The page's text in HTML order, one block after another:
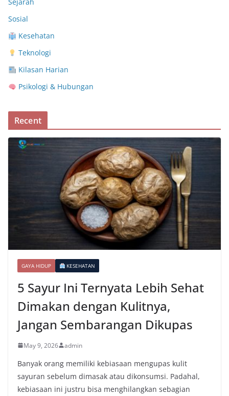
Sosial
Kesehatan
Teknologi
Kilasan Harian
Psikologi & Hubungan
Recent
GAYA HIDUP KESEHATAN
5 Sayur Ini Ternyata Lebih Sehat
Dimakan dengan Kulitnya,
Jangan Sembarangan Dikupas
May 9, 2026 admin
Banyak orang memiliki kebiasaan mengupas kulit
sayuran sebelum dimasak atau dikonsumsi. Padahal,
kebiasaan ini justru bisa menghilangkan sebagian